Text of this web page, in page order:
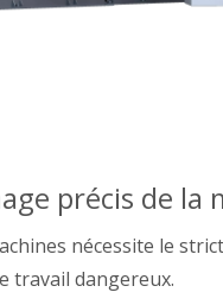
précis de la
nécessite le
travail dangereux.